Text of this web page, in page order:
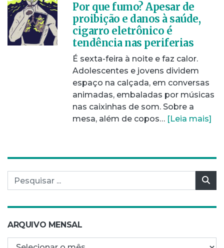
Por que fumo? Apesar de
proibição e danos à saúde,
cigarro eletrônico é
tendência nas periferias
É sexta-feira à noite e faz calor.
Adolescentes e jovens dividem
espaço na calçada, em conversas
animadas, embaladas por músicas
nas caixinhas de som. Sobre a
mesa, além de copos… [Leia mais]
Pesquisar por:
ARQUIVO MENSAL
Arquivo mensal